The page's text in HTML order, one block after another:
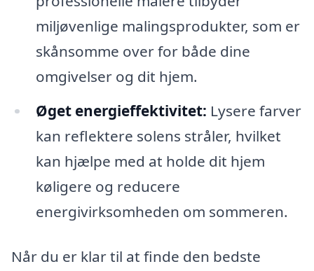
miljøvenlige malingsprodukter, som er
skånsomme over for både dine
omgivelser og dit hjem.
Øget energieffektivitet: Lysere farver
kan reflektere solens stråler, hvilket
kan hjælpe med at holde dit hjem
køligere og reducere
energivirksomheden om sommeren.
Når du er klar til at finde den bedste